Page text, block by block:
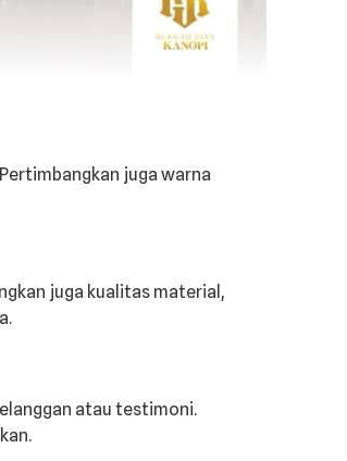
juga warna
juga kualitas material,
atau testimoni.